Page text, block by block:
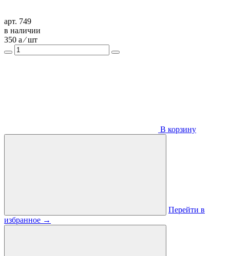
арт. 749
в наличии
350 a ⁄ шт
В корзину
Перейти в
избранное →